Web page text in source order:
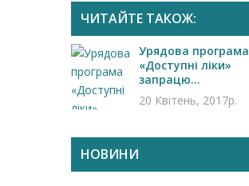
ЧИТАЙТЕ ТАКОЖ:
Урядова програма
«Доступні ліки»
запрацю...
20 Квітень, 2017р.
НОВИНИ